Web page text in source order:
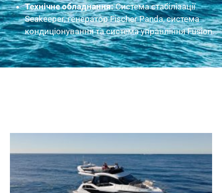
Технічне обладнання:Система стабілізації
Seakeeper, генератор Fischer Panda, система
кондиціонування та система управління Fusion.